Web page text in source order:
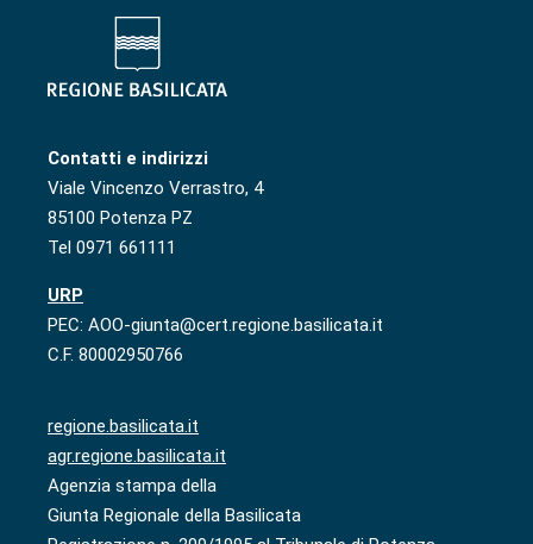
Contatti e indirizzi
Viale Vincenzo Verrastro, 4
85100 Potenza PZ
Tel 0971 661111
URP
PEC: AOO-giunta@cert.regione.basilicata.it
C.F. 80002950766
regione.basilicata.it
agr.regione.basilicata.it
Agenzia stampa della
Giunta Regionale della Basilicata